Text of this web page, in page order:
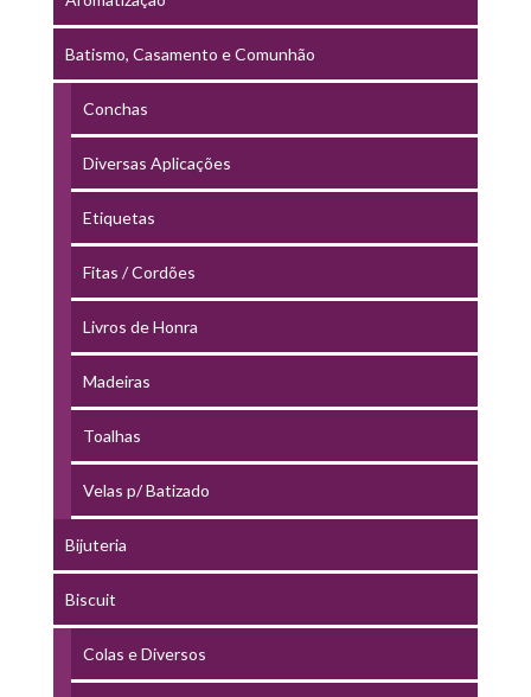
Batismo, Casamento e Comunhão
Conchas
Diversas Aplicações
Etiquetas
Fitas / Cordões
Livros de Honra
Madeiras
Toalhas
Velas p/ Batizado
Bijuteria
Biscuit
Colas e Diversos